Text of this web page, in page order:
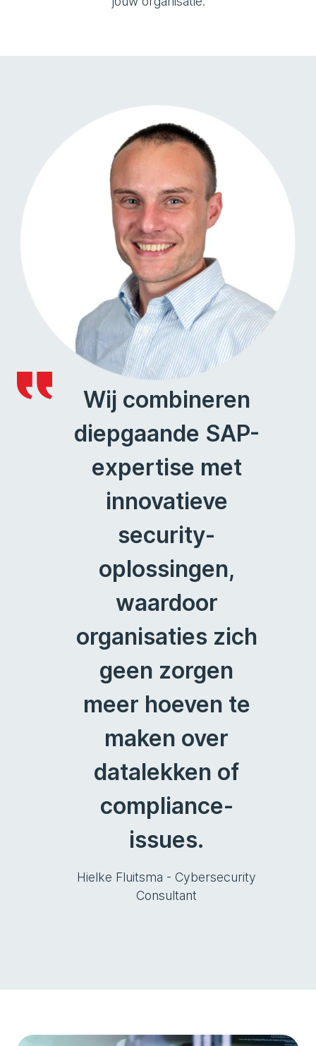
Wij combineren
diepgaande SAP-
expertise met
innovatieve
security-
oplossingen,
waardoor
organisaties zich
geen zorgen
meer hoeven te
maken over
datalekken of
compliance-
issues.
Hielke Fluitsma - Cybersecurity
Consultant